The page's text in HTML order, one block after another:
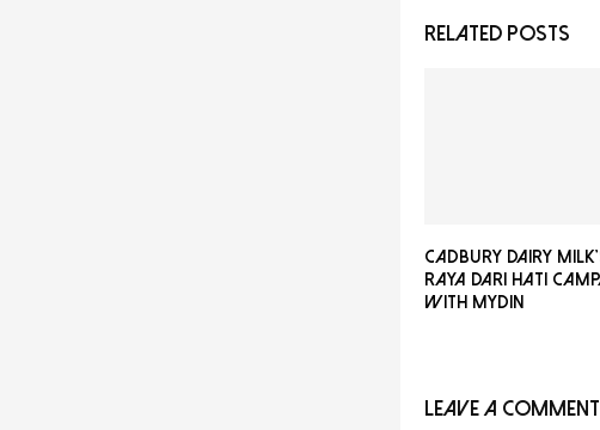
RELATED POSTS
Cadbury Dairy
Raya Dari Hati
with MYDIN
LEAVE A COMMENT